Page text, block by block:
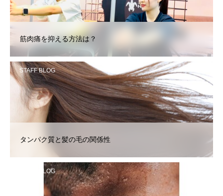
筋肉痛を抑える方法は？
STAFF BLOG
タンパク質と髪の毛の関係性
STAFF BLOG